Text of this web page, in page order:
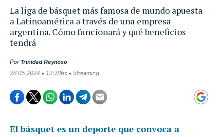
La liga de básquet más famosa de mundo apuesta
a Latinoamérica a través de una empresa
argentina. Cómo funcionará y qué beneficios
tendrá
PorTrinidad Reynoso
28.05.2024 • 13:28hs • Streaming
El básquet es un deporte que convoca a